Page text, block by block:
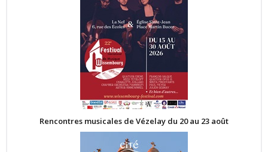
Rencontres musicales de Vézelay du 20 au 23 août